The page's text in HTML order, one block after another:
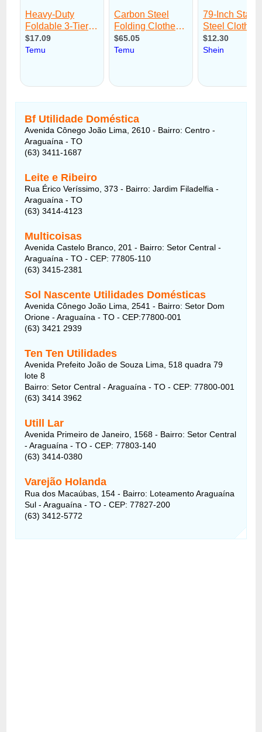
Bf Utilidade Doméstica
Avenida Cônego João Lima, 2610 - Bairro: Centro -
Araguaína - TO
(63) 3411-1687
Leite e Ribeiro
Rua Érico Veríssimo, 373 - Bairro: Jardim Filadelfia -
Araguaína - TO
(63) 3414-4123
Multicoisas
Avenida Castelo Branco, 201 - Bairro: Setor Central -
Araguaína - TO - CEP: 77805-110
(63) 3415-2381
Sol Nascente Utilidades Domésticas
Avenida Cônego João Lima, 2541 - Bairro: Setor Dom
Orione - Araguaína - TO - CEP:77800-001
(63) 3421 2939
Ten Ten Utilidades
Avenida Prefeito João de Souza Lima, 518 quadra 79
lote 8
Bairro: Setor Central - Araguaína - TO - CEP: 77800-001
(63) 3414 3962
Utill Lar
Avenida Primeiro de Janeiro, 1568 - Bairro: Setor Central
- Araguaína - TO - CEP: 77803-140
(63) 3414-0380
Varejão Holanda
Rua dos Macaúbas, 154 - Bairro: Loteamento Araguaína
Sul - Araguaína - TO - CEP: 77827-200
(63) 3412-5772